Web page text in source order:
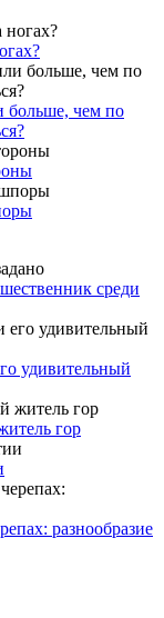
больше, чем по
среди
удивительный
гор
разнообразие